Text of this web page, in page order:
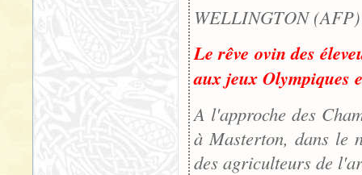
WELLINGTON
Le rêve ovin des
aux jeux Olympiques
A l'approche des
à Masterton, dans le
des agriculteurs de